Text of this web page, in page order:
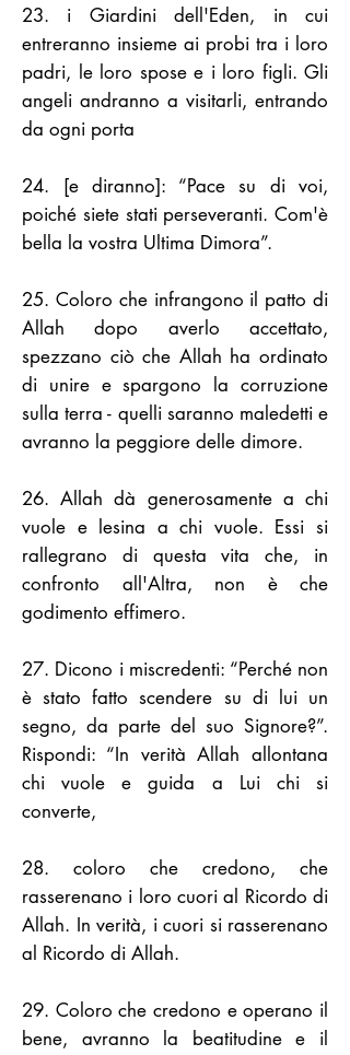
23. i Giardini dell'Eden, in cui
entreranno insieme ai probi tra i loro
padri, le loro spose e i loro figli. Gli
angeli andranno a visitarli, entrando
da ogni porta
24. [e diranno]: “Pace su di voi,
poiché siete stati perseveranti. Com'è
bella la vostra Ultima Dimora”.
25. Coloro che infrangono il patto di
Allah dopo averlo accettato,
spezzano ciò che Allah ha ordinato
di unire e spargono la corruzione
sulla terra - quelli saranno maledetti e
avranno la peggiore delle dimore.
26. Allah dà generosamente a chi
vuole e lesina a chi vuole. Essi si
rallegrano di questa vita che, in
confronto all'Altra, non è che
godimento effimero.
27. Dicono i miscredenti: “Perché non
è stato fatto scendere su di lui un
segno, da parte del suo Signore?”.
Rispondi: “In verità Allah allontana
chi vuole e guida a Lui chi si
converte,
28. coloro che credono, che
rasserenano i loro cuori al Ricordo di
Allah. In verità, i cuori si rasserenano
al Ricordo di Allah.
29. Coloro che credono e operano il
bene, avranno la beatitudine e il